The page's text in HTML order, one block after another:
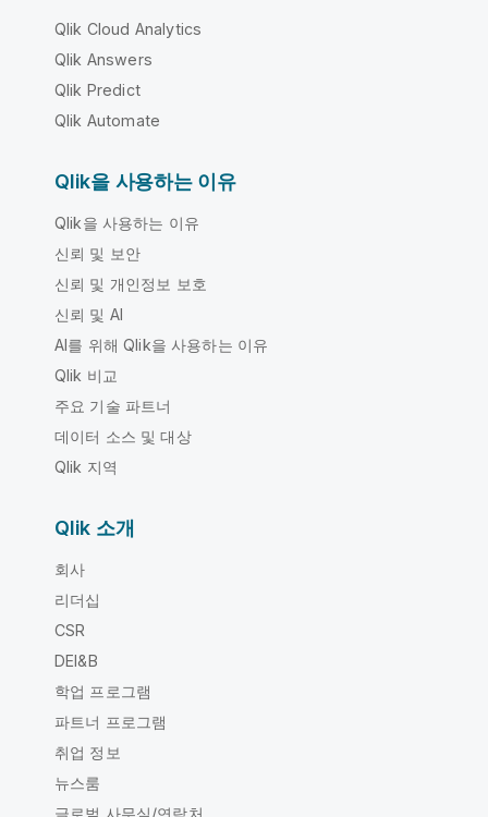
Qlik Cloud Analytics
Qlik Answers
Qlik Predict
Qlik Automate
Qlik을 사용하는 이유
Qlik을 사용하는 이유
신뢰 및 보안
신뢰 및 개인정보 보호
신뢰 및 AI
AI를 위해 Qlik을 사용하는 이유
Qlik 비교
주요 기술 파트너
데이터 소스 및 대상
Qlik 지역
Qlik 소개
회사
리더십
CSR
DEI&B
학업 프로그램
파트너 프로그램
취업 정보
뉴스룸